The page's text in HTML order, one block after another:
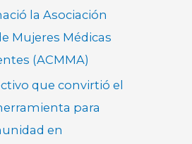
la Asociación
Mujeres Médicas
(ACMMA)
que convirtió el
para
en